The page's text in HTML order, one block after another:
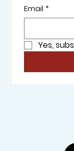
Email *
Yes,